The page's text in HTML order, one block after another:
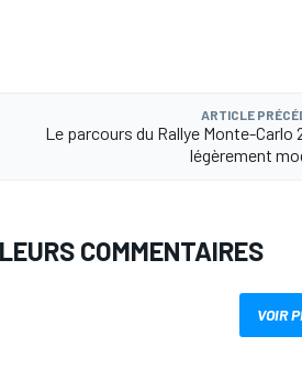
ARTICLE
Le parcours du Rallye Monte-Carlo
légèrement
COMMENTAIRES
VOIR